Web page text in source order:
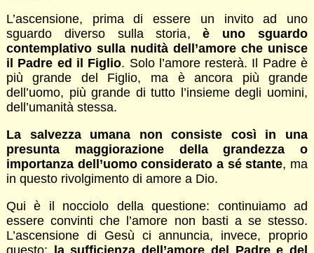
L’ascensione, prima di essere un invito ad uno
sguardo diverso sulla storia,è uno sguardo
contemplativo sulla nudità dell’amore che unisce
il Padre ed il Figlio. Solo l’amore resterà. Il Padre è
più grande del Figlio, ma è ancora più grande
dell’uomo, più grande di tutto l’insieme degli uomini,
dell’umanità stessa.
La salvezza umana non consiste così in una
presunta maggiorazione della grandezza o
importanza dell’uomo considerato a sé stante, ma
in questo rivolgimento di amore a Dio.
Qui è il nocciolo della questione: continuiamo ad
essere convinti che l’amore non basti a se stesso.
L’ascensione di Gesù ci annuncia, invece, proprio
questo: la sufficienza dell’amore del Padre e del